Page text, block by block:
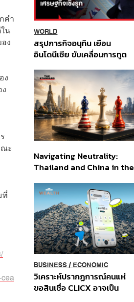
คำ
น
ง
ง
ะ
ที่
WORLD
สรุปภารกิจอนุทิน เยือน
อินโดนีเซีย ขับเคลื่อนการทูต
ส่วนยุทธศาสตร์ไทย –
อินโดนีเซีย
Navigating Neutrality:
Thailand and China in the
Order
BUSINESS/ ECONOMIC
วิเคราะห์ปรากฏการณ์คนแห่
ขอสินเชื่อ CLICX อาจเป็น